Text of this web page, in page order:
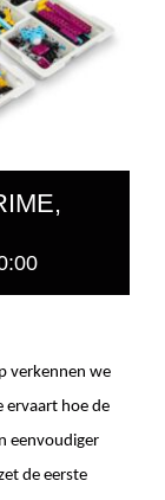
verkennen we
ervaart hoe de
eenvoudiger
de eerste